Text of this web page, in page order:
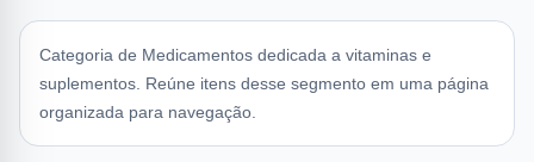
Categoria de Medicamentos dedicada a vitaminas e
suplementos. Reúne itens desse segmento em uma página
organizada para navegação.